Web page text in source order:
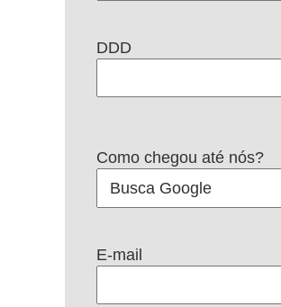
DDD
Como chegou até nós?
E-mail